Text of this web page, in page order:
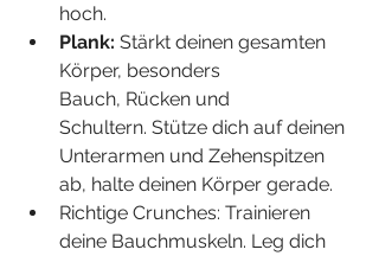
hoch.
Plank: Stärkt deinen gesamten
Körper, besonders
Bauch, Rücken und
Schultern. Stütze dich auf deinen
Unterarmen und Zehenspitzen
ab, halte deinen Körper gerade.
Richtige Crunches: Trainieren
deine Bauchmuskeln. Leg dich